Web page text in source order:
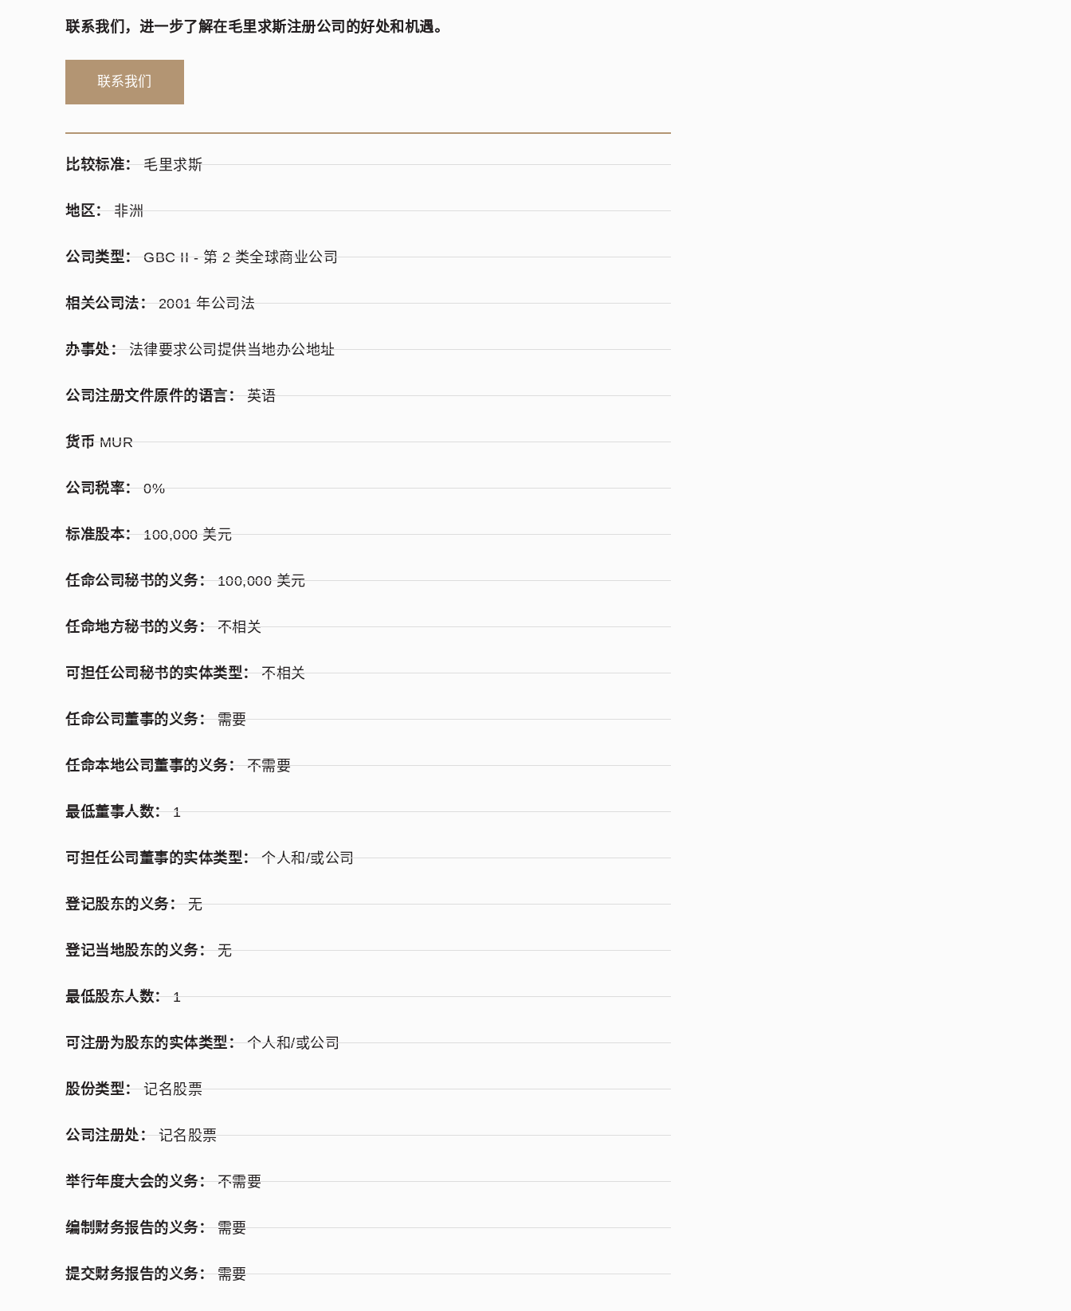
联系我们，进一步了解在毛里求斯注册公司的好处和机遇。
联系我们
比较标准：毛里求斯
地区：非洲
公司类型：GBC II - 第 2 类全球商业公司
相关公司法：2001 年公司法
办事处：法律要求公司提供当地办公地址
公司注册文件原件的语言：英语
货币MUR
公司税率：0%
标准股本：100,000 美元
任命公司秘书的义务：100,000 美元
任命地方秘书的义务：不相关
可担任公司秘书的实体类型：不相关
任命公司董事的义务：需要
任命本地公司董事的义务：不需要
最低董事人数：1
可担任公司董事的实体类型：个人和/或公司
登记股东的义务：无
登记当地股东的义务：无
最低股东人数：1
可注册为股东的实体类型：个人和/或公司
股份类型：记名股票
公司注册处：记名股票
举行年度大会的义务：不需要
编制财务报告的义务：需要
提交财务报告的义务：需要